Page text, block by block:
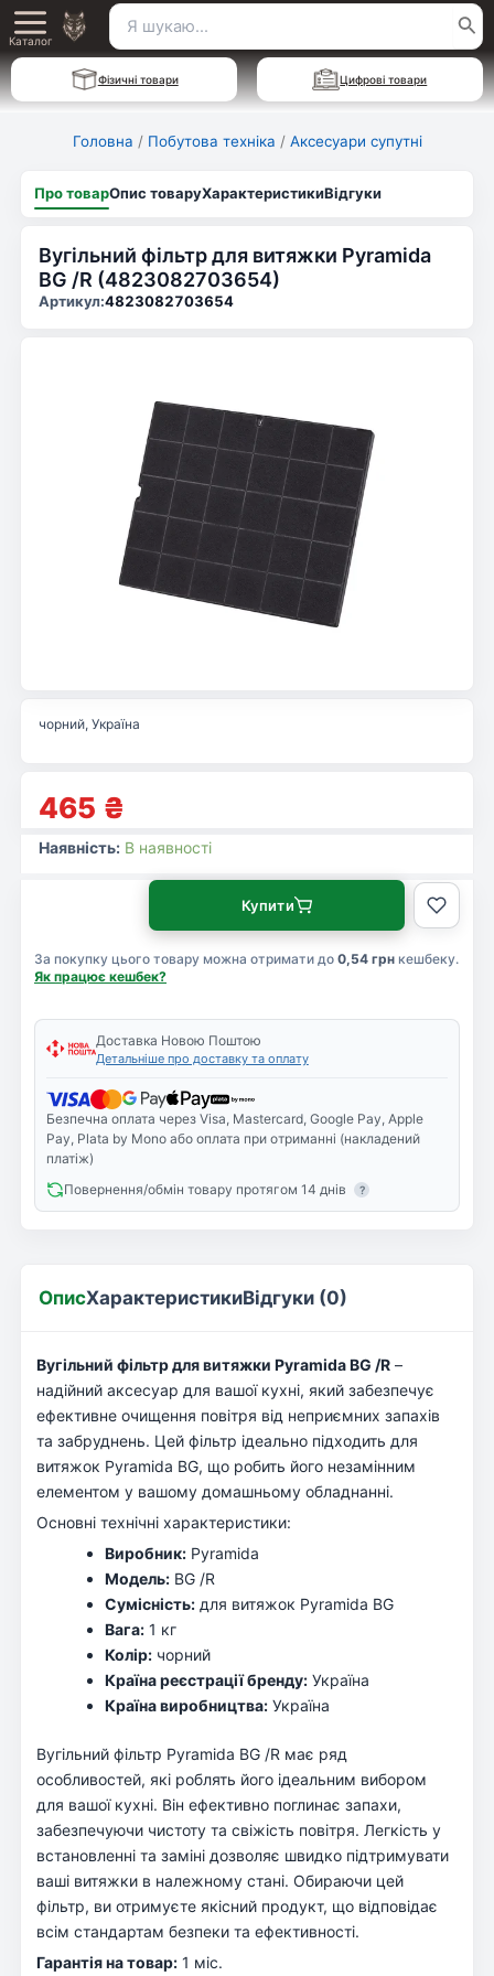
Перейти
до
вмісту
Main
Menu
Каталог
Пошук
для:
Фізичні товари Цифрові товари
Головна / Побутова техніка / Аксесуари супутні
Про товарОпис товаруХарактеристикиВідгуки
Вугільний фільтр для витяжки Pyramida
BG /R (4823082703654)
Артикул:4823082703654
465 ₴
чорний, Україна
Наявність: В наявності
За покупку цього товару можна отримати до 0,54 грн кешбеку.
Як працює кешбек?
Купити
Доставка Новою Поштою
Детальніше про доставку та оплату
Безпечна оплата через Visa, Mastercard, Google Pay, Apple
Pay, Plata by Mono або оплата при отриманні (накладений
платіж)
Повернення/обмін товару протягом 14 днів
?
ОписХарактеристикиВідгуки (0)
Вугільний фільтр для витяжки Pyramida BG /R –
надійний аксесуар для вашої кухні, який забезпечує
ефективне очищення повітря від неприємних запахів
та забруднень. Цей фільтр ідеально підходить для
витяжок Pyramida BG, що робить його незамінним
елементом у вашому домашньому обладнанні.
Основні технічні характеристики:
Виробник: Pyramida
Модель: BG /R
Сумісність: для витяжок Pyramida BG
Вага: 1 кг
Колір: чорний
Країна реєстрації бренду: Україна
Країна виробництва: Україна
Вугільний фільтр Pyramida BG /R має ряд
особливостей, які роблять його ідеальним вибором
для вашої кухні. Він ефективно поглинає запахи,
забезпечуючи чистоту та свіжість повітря. Легкість у
встановленні та заміні дозволяє швидко підтримувати
ваші витяжки в належному стані. Обираючи цей
фільтр, ви отримуєте якісний продукт, що відповідає
всім стандартам безпеки та ефективності.
Гарантія на товар: 1 міс.